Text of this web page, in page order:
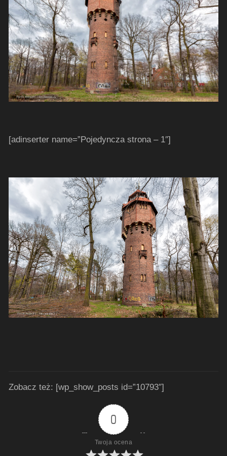
[adinserter name=”Pojedyncza strona – 1″]
Zobacz też: [wp_show_posts id=”10793″]
0
Twoja ocena